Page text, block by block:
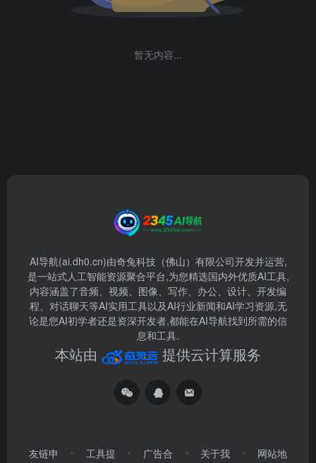
暂无内容...
AI导航(ai.dh0.cn)由奇兔科技（佛山）有限公司开发并运营,
是一站式人工智能资源聚合平台,为您精选国内外优质AI工具,
内容涵盖了音频、视频、图像、写作、办公、设计、开发编
程、对话聊天等AI实用工具以及AI行业新闻和AI学习资源,无
论是您AI初学者还是资深开发者,都能在AI导航找到所需的信
息和工具.
本站由 提供云计算服务
友链申
工具提
广告合
关于我
网站地